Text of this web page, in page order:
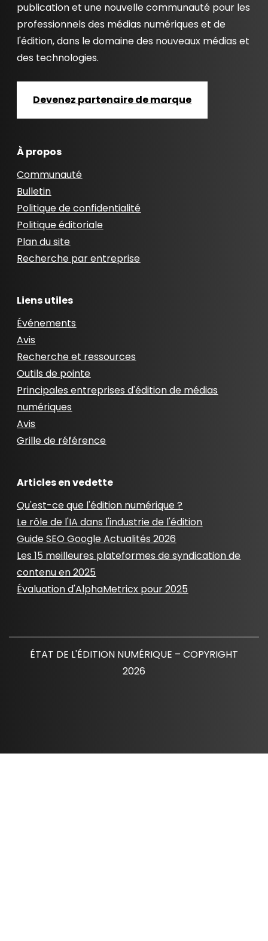
publication et une nouvelle communauté pour les
professionnels des médias numériques et de
l'édition, dans le domaine des nouveaux médias et
des technologies.
Devenez partenaire de marque
À propos
Communauté
Bulletin
Politique de confidentialité
Politique éditoriale
Plan du site
Recherche par entreprise
Liens utiles
Événements
Avis
Recherche et ressources
Outils de pointe
Principales entreprises d'édition de médias
numériques
Avis
Grille de référence
Articles en vedette
Qu'est-ce que l'édition numérique ?
Le rôle de l'IA dans l'industrie de l'édition
Guide SEO Google Actualités 2026
Les 15 meilleures plateformes de syndication de
contenu en 2025
Évaluation d'AlphaMetricx pour 2025
ÉTAT DE L'ÉDITION NUMÉRIQUE – COPYRIGHT
2026